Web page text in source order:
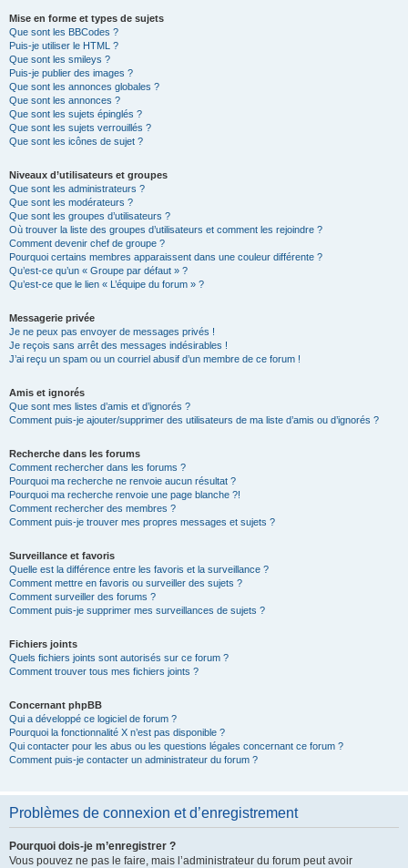
Mise en forme et types de sujets
Que sont les BBCodes ?
Puis-je utiliser le HTML ?
Que sont les smileys ?
Puis-je publier des images ?
Que sont les annonces globales ?
Que sont les annonces ?
Que sont les sujets épinglés ?
Que sont les sujets verrouillés ?
Que sont les icônes de sujet ?
Niveaux d’utilisateurs et groupes
Que sont les administrateurs ?
Que sont les modérateurs ?
Que sont les groupes d’utilisateurs ?
Où trouver la liste des groupes d’utilisateurs et comment les rejoindre ?
Comment devenir chef de groupe ?
Pourquoi certains membres apparaissent dans une couleur différente ?
Qu’est-ce qu’un « Groupe par défaut » ?
Qu’est-ce que le lien « L’équipe du forum » ?
Messagerie privée
Je ne peux pas envoyer de messages privés !
Je reçois sans arrêt des messages indésirables !
J’ai reçu un spam ou un courriel abusif d’un membre de ce forum !
Amis et ignorés
Que sont mes listes d’amis et d’ignorés ?
Comment puis-je ajouter/supprimer des utilisateurs de ma liste d’amis ou d’ignorés ?
Recherche dans les forums
Comment rechercher dans les forums ?
Pourquoi ma recherche ne renvoie aucun résultat ?
Pourquoi ma recherche renvoie une page blanche ?!
Comment rechercher des membres ?
Comment puis-je trouver mes propres messages et sujets ?
Surveillance et favoris
Quelle est la différence entre les favoris et la surveillance ?
Comment mettre en favoris ou surveiller des sujets ?
Comment surveiller des forums ?
Comment puis-je supprimer mes surveillances de sujets ?
Fichiers joints
Quels fichiers joints sont autorisés sur ce forum ?
Comment trouver tous mes fichiers joints ?
Concernant phpBB
Qui a développé ce logiciel de forum ?
Pourquoi la fonctionnalité X n’est pas disponible ?
Qui contacter pour les abus ou les questions légales concernant ce forum ?
Comment puis-je contacter un administrateur du forum ?
Problèmes de connexion et d’enregistrement
Pourquoi dois-je m’enregistrer ?
Vous pouvez ne pas le faire, mais l’administrateur du forum peut avoir